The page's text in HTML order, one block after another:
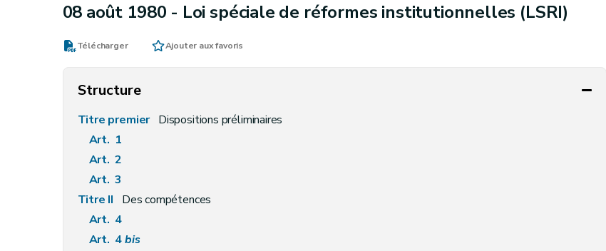
08 août 1980 - Loi spéciale de réformes institutionnelles (LSRI)
Télécharger Ajouter aux favoris
Structure
Titre premier Dispositions préliminaires
Art. 1
Art. 2
Art. 3
Titre II
Des compétences
Art. 4
Art. 4bis